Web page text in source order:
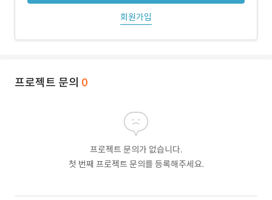
회원가입
프로젝트 문의 0
프로젝트 문의가 없습니다.
첫 번째 프로젝트 문의를 등록해주세요.